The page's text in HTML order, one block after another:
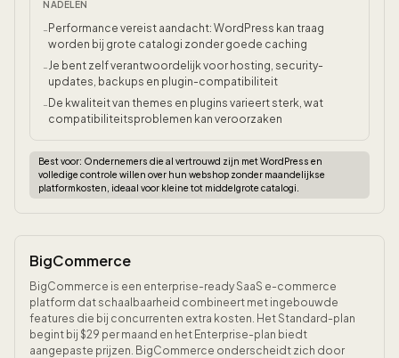
NADELEN
- Performance vereist aandacht: WordPress kan traag
worden bij grote catalogi zonder goede caching
-Je bent zelf verantwoordelijk voor hosting, security-
updates, backups en plugin-compatibiliteit
- De kwaliteit van themes en plugins varieert sterk, wat
compatibiliteitsproblemen kan veroorzaken
Best voor: Ondernemers die al vertrouwd zijn met WordPress en
volledige controle willen over hun webshop zonder maandelijkse
platformkosten, ideaal voor kleine tot middelgrote catalogi.
BigCommerce
BigCommerce is een enterprise-ready SaaS e-commerce
platform dat schaalbaarheid combineert met ingebouwde
features die bij concurrenten extra kosten. Het Standard-plan
begint bij $29 per maand en het Enterprise-plan biedt
aangepaste prijzen. BigCommerce onderscheidt zich door